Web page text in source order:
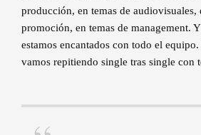
producción, en temas de audiovisuales,
promoción, en temas de management.
estamos encantados con todo el
vamos repitiendo single tras single con